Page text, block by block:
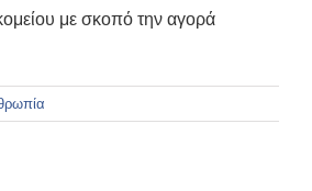
με σκοπό την αγορά